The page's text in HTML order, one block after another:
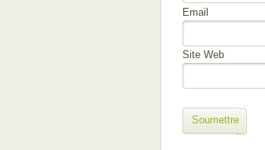
Email
Site Web
Soumettre